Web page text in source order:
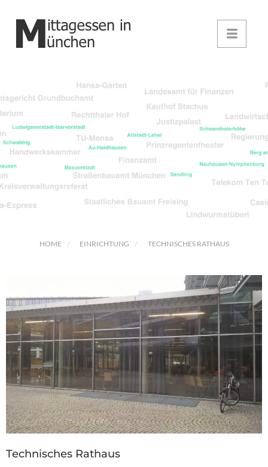
HOME EINRICHTUNG TECHNISCHES RATHAUS
Technisches Rathaus